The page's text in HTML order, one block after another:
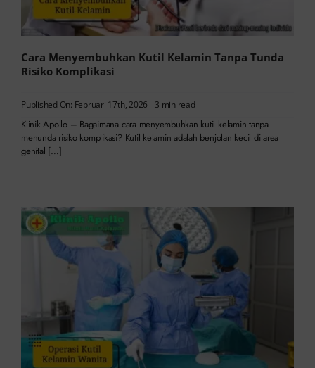
Cara Menyembuhkan Kutil Kelamin Tanpa Tunda
Risiko Komplikasi
Published On: Februari 17th, 2026 3 min read
Klinik Apollo – Bagaimana cara menyembuhkan kutil kelamin tanpa
menunda risiko komplikasi? Kutil kelamin adalah benjolan kecil di area
genital […]